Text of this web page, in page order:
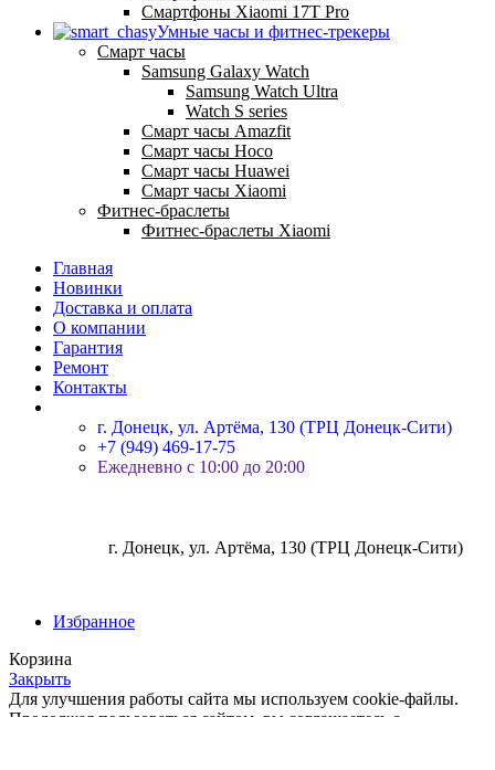
Смартфоны Xiaomi 17Т Pro
Умные часы и фитнес-трекеры
Смарт часы
Samsung Galaxy Watch
Samsung Watch Ultra
Watch S series
Смарт часы Amazfit
Смарт часы Hoco
Смарт часы Huawei
Смарт часы Xiaomi
Фитнес-браслеты
Фитнес-браслеты Xiaomi
Главная
Новинки
Доставка и оплата
О компании
Гарантия
Ремонт
Контакты
г. Донецк, ул. Артёма, 130 (ТРЦ Донецк-Сити)
+7 (949) 469-17-75
Ежедневно с 10:00 до 20:00
г. Донецк, ул. Артёма, 130 (ТРЦ Донецк-Сити)
Избранное
Корзина
Закрыть
Для улучшения работы сайта мы используем cookie-файлы.
Продолжая пользоваться сайтом, вы соглашаетесь с